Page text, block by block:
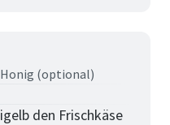
Honig (optional)
den Frischkäse